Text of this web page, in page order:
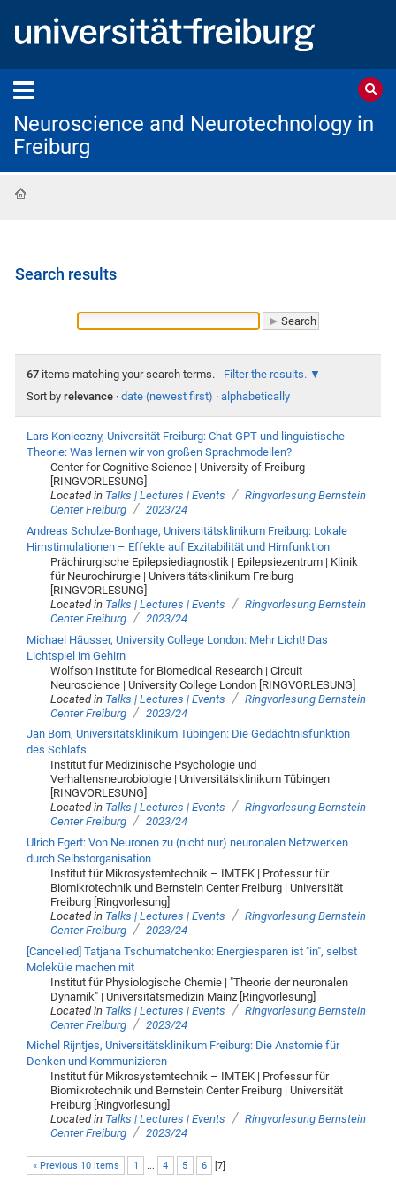
Neuroscience and Neurotechnology in
Freiburg
Search results
67 items matching your search terms.
Filter the results.
Sort by relevance · date (newest first) · alphabetically
Lars Konieczny, Universität Freiburg: Chat-GPT und linguistische
Theorie: Was lernen wir von großen Sprachmodellen?
Center for Cognitive Science | University of Freiburg
[RINGVORLESUNG]
Located in Talks | Lectures | Events / Ringvorlesung Bernstein
Center Freiburg / 2023/24
Andreas Schulze-Bonhage, Universitätsklinikum Freiburg: Lokale
Hirnstimulationen – Effekte auf Exzitabilität und Hirnfunktion
Prächirurgische Epilepsiediagnostik | Epilepsiezentrum | Klinik
für Neurochirurgie | Universitätsklinikum Freiburg
[RINGVORLESUNG]
Located in Talks | Lectures | Events / Ringvorlesung Bernstein
Center Freiburg / 2023/24
Michael Häusser, University College London: Mehr Licht! Das
Lichtspiel im Gehirn
Wolfson Institute for Biomedical Research | Circuit
Neuroscience | University College London [RINGVORLESUNG]
Located in Talks | Lectures | Events / Ringvorlesung Bernstein
Center Freiburg / 2023/24
Jan Born, Universitätsklinikum Tübingen: Die Gedächtnisfunktion
des Schlafs
Institut für Medizinische Psychologie und
Verhaltensneurobiologie | Universitätsklinikum Tübingen
[RINGVORLESUNG]
Located in Talks | Lectures | Events / Ringvorlesung Bernstein
Center Freiburg / 2023/24
Ulrich Egert: Von Neuronen zu (nicht nur) neuronalen Netzwerken
durch Selbstorganisation
Institut für Mikrosystemtechnik – IMTEK | Professur für
Biomikrotechnik und Bernstein Center Freiburg | Universität
Freiburg [Ringvorlesung]
Located in Talks | Lectures | Events / Ringvorlesung Bernstein
Center Freiburg / 2023/24
[Cancelled] Tatjana Tschumatchenko: Energiesparen ist "in", selbst
Moleküle machen mit
Institut für Physiologische Chemie | "Theorie der neuronalen
Dynamik" | Universitätsmedizin Mainz [Ringvorlesung]
Located in Talks | Lectures | Events / Ringvorlesung Bernstein
Center Freiburg / 2023/24
Michel Rijntjes, Universitätsklinikum Freiburg: Die Anatomie für
Denken und Kommunizieren
Institut für Mikrosystemtechnik – IMTEK | Professur für
Biomikrotechnik und Bernstein Center Freiburg | Universität
Freiburg [Ringvorlesung]
Located in Talks | Lectures | Events / Ringvorlesung Bernstein
Center Freiburg / 2023/24
« Previous 10 items 1 4 5 6 [7]